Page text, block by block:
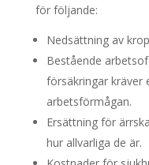
för följande:
Nedsättning av
Bestående
försäkringar kräver
arbetsförmågan.
Ersättning för
hur allvarliga de är.